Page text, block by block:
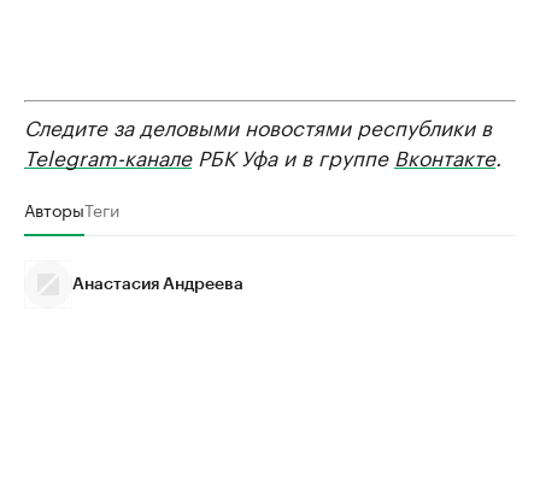
Следите за деловыми новостями республики в
Telegram-каналеРБК Уфа и в группе Вконтакте.
АвторыТеги
Анастасия Андреева